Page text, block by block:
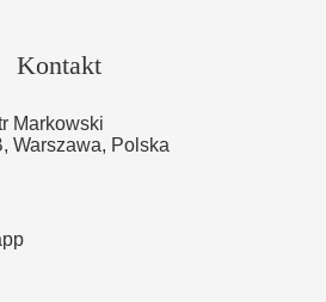
Kontakt
Markowski
Warszawa, Polska